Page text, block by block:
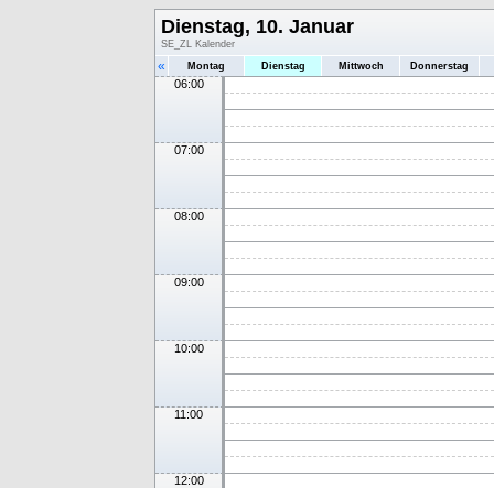
Dienstag, 10. Januar
SE_ZL Kalender
« Montag Dienstag Mittwoch Donnerstag
06:00
07:00
08:00
09:00
10:00
11:00
12:00